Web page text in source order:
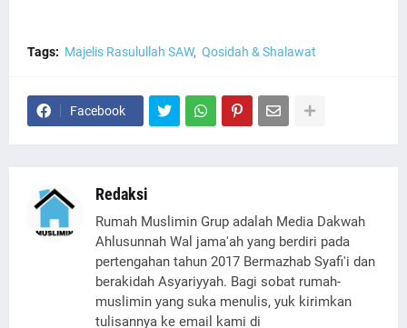
Tags: Majelis Rasulullah SAW Qosidah & Shalawat
Facebook
Redaksi
Rumah Muslimin Grup adalah Media Dakwah
Ahlusunnah Wal jama'ah yang berdiri pada
pertengahan tahun 2017 Bermazhab Syafi'i dan
berakidah Asyariyyah. Bagi sobat rumah-
muslimin yang suka menulis, yuk kirimkan
tulisannya ke email kami di